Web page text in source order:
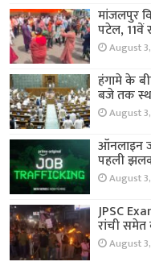
मांजलपुर
पटेल, 11वें
August
हंगामे के
बजे तक
August
ऑनलाइन
पहली
August
JPSC
रांची समेत
August